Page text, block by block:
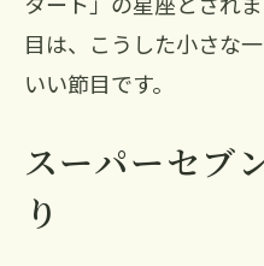
目は、こうした小さな
いい節目です。
スーパーセブ
り